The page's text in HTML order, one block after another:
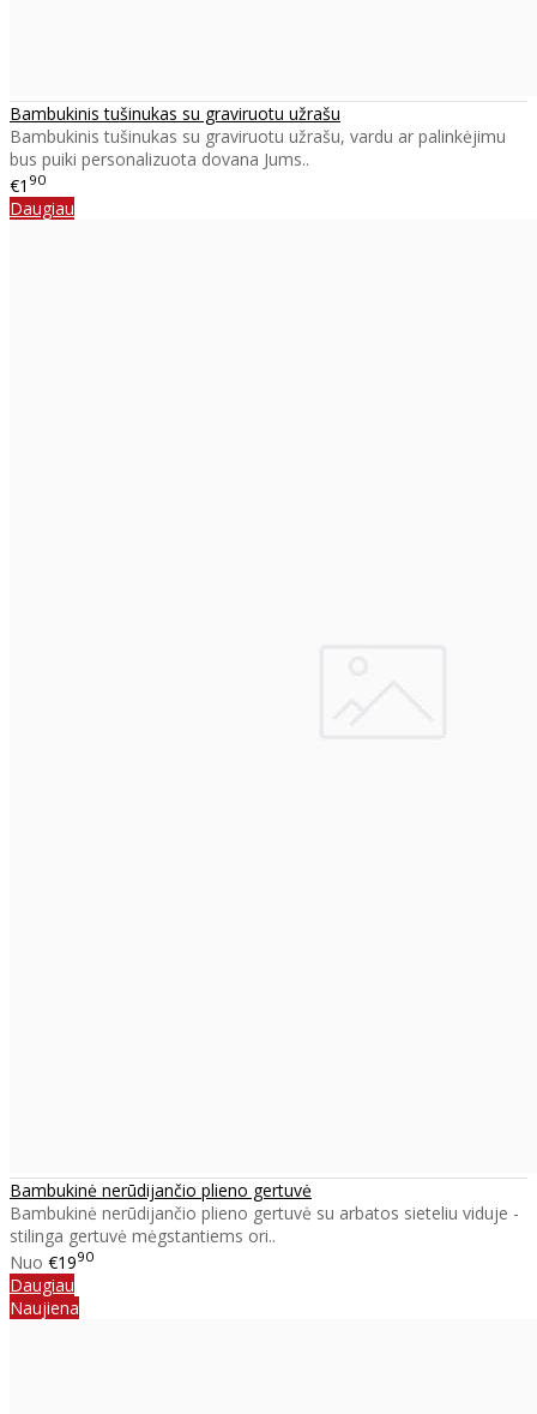
Bambukinis tušinukas su graviruotu užrašu
Bambukinis tušinukas su graviruotu užrašu, vardu ar palinkėjimu
bus puiki personalizuota dovana Jums..
€1 90
Daugiau
Bambukinė nerūdijančio plieno gertuvė
Bambukinė nerūdijančio plieno gertuvė su arbatos sieteliu viduje -
stilinga gertuvė mėgstantiems ori..
Nuo €1990
Daugiau
Naujiena